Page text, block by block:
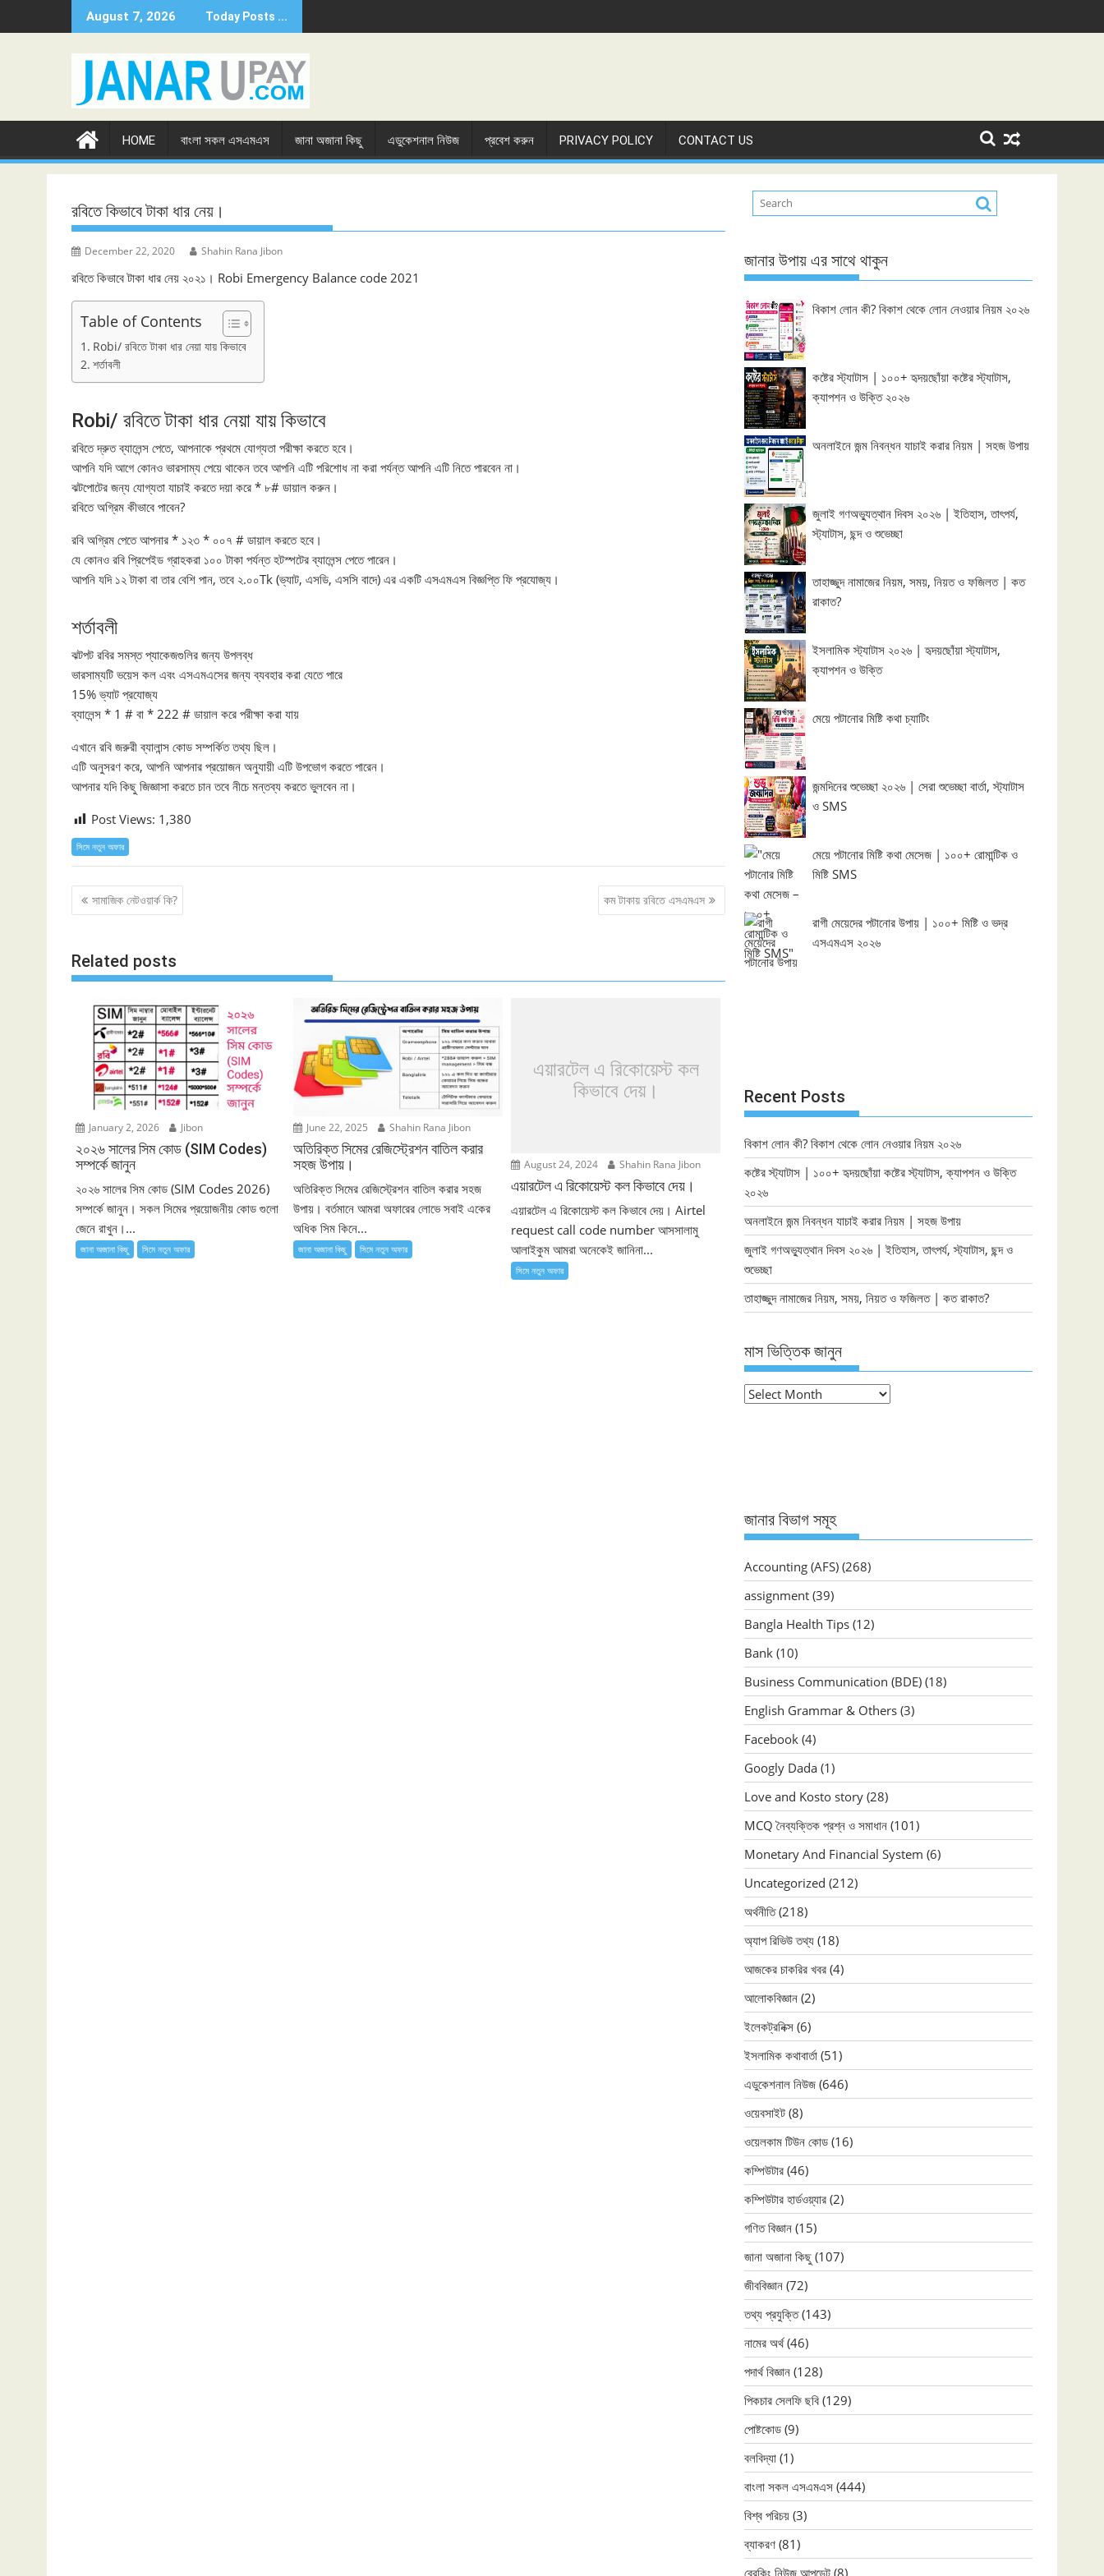
to
August 7, 2026 Today Posts ...
HOME বাংলা সকল এসএমএস জানা অজানা কিছু এডুকেশনাল নিউজ প্রবেশ করুন PRIVACY POLICY CONTACT US
রবিতে কিভাবে টাকা ধার নেয়।
December 22, 2020 Shahin Rana Jibon
রবিতে কিভাবে টাকা ধার নেয় ২০২১। Robi Emergency Balance code 2021
Table of Contents
Robi/ রবিতে টাকা ধার নেয়া যায় কিভাবে
শর্তাবলী
Robi/ রবিতে টাকা ধার নেয়া যায় কিভাবে
রবিতে দ্রুত ব্যালেন্স পেতে, আপনাকে প্রথমে যোগ্যতা পরীক্ষা করতে হবে।
আপনি যদি আগে কোনও ভারসাম্য পেয়ে থাকেন তবে আপনি এটি পরিশোধ না করা পর্যন্ত আপনি এটি নিতে পারবেন না।
ঝটপোটের জন্য যোগ্যতা যাচাই করতে দয়া করে * ৮# ডায়াল করুন।
রবিতে অগ্রিম কীভাবে পাবেন?
রবি অগ্রিম পেতে আপনার * ১২৩ * ০০৭ # ডায়াল করতে হবে।
যে কোনও রবি প্রিপেইড গ্রাহকরা ১০০ টাকা পর্যন্ত হটস্পটের ব্যালেন্স পেতে পারেন।
আপনি যদি ১২ টাকা বা তার বেশি পান, তবে ২.০০Tk (ভ্যাট, এসডি, এসসি বাদে) এর একটি এসএমএস বিজ্ঞপ্তি ফি প্রযোজ্য।
শর্তাবলী
ঝটপট রবির সমস্ত প্যাকেজগুলির জন্য উপলব্ধ
ভারসাম্যটি ভয়েস কল এবং এসএমএসের জন্য ব্যবহার করা যেতে পারে
15% ভ্যাট প্রযোজ্য
ব্যালেন্স * 1 # বা * 222 # ডায়াল করে পরীক্ষা করা যায়
এখানে রবি জরুরী ব্যালান্স কোড সম্পর্কিত তথ্য ছিল।
এটি অনুসরণ করে, আপনি আপনার প্রয়োজন অনুযায়ী এটি উপভোগ করতে পারেন।
আপনার যদি কিছু জিজ্ঞাসা করতে চান তবে নীচে মন্তব্য করতে ভুলবেন না।
Post Views: 1,380
সিমে নতুন ‍অফার
Post
navigation
সামাজিক নেটওয়ার্ক কি? কম টাকায় রবিতে এসএমএস
Related posts
January 2, 2026 Jibon
২০২৬ সালের সিম কোড (SIM Codes)
সম্পর্কে জানুন
২০২৬ সালের সিম কোড (SIM Codes 2026)
সম্পর্কে জানুন। সকল সিমের প্রয়োজনীয় কোড গুলো
জেনে রাখুন।...
জানা অজানা কিছু সিমে নতুন ‍অফার
June 22, 2025 Shahin Rana Jibon
অতিরিক্ত সিমের রেজিস্ট্রেশন বাতিল করার
সহজ উপায়।
অতিরিক্ত সিমের রেজিস্ট্রেশন বাতিল করার সহজ
উপায়। বর্তমানে আমরা অফারের লোভে সবাই একের
অধিক সিম কিনে...
জানা অজানা কিছু সিমে নতুন ‍অফার
এয়ারটেল এ রিকোয়েস্ট কল
কিভাবে দেয়।
August 24, 2024 Shahin Rana Jibon
এয়ারটেল এ রিকোয়েস্ট কল কিভাবে দেয়।
এয়ারটেল এ রিকোয়েস্ট কল কিভাবে দেয়। Airtel
request call code number আসসালামু
আলাইকুম আমরা অনেকেই জানিনা...
সিমে নতুন ‍অফার
জানার উপায় এর সাথে থাকুন
বিকাশ লোন কী? বিকাশ থেকে লোন নেওয়ার নিয়ম ২০২৬
কষ্টের স্ট্যাটাস | ১০০+ হৃদয়ছোঁয়া কষ্টের স্ট্যাটাস,
ক্যাপশন ও উক্তি ২০২৬
অনলাইনে জন্ম নিবন্ধন যাচাই করার নিয়ম | সহজ উপায়
জুলাই গণঅভ্যুত্থান দিবস ২০২৬ | ইতিহাস, তাৎপর্য,
স্ট্যাটাস, ছন্দ ও শুভেচ্ছা
তাহাজ্জুদ নামাজের নিয়ম, সময়, নিয়ত ও ফজিলত | কত
রাকাত?
ইসলামিক স্ট্যাটাস ২০২৬ | হৃদয়ছোঁয়া স্ট্যাটাস,
ক্যাপশন ও উক্তি
মেয়ে পটানোর মিষ্টি কথা চ্যাটিং
জন্মদিনের শুভেচ্ছা ২০২৬ | সেরা শুভেচ্ছা বার্তা, স্ট্যাটাস
ও SMS
মেয়ে পটানোর মিষ্টি কথা মেসেজ | ১০০+ রোমান্টিক ও
মিষ্টি SMS
রাগী মেয়েদের পটানোর উপায় | ১০০+ মিষ্টি ও ভদ্র
এসএমএস ২০২৬
Recent Posts
বিকাশ লোন কী? বিকাশ থেকে লোন নেওয়ার নিয়ম ২০২৬
কষ্টের স্ট্যাটাস | ১০০+ হৃদয়ছোঁয়া কষ্টের স্ট্যাটাস, ক্যাপশন ও উক্তি
২০২৬
অনলাইনে জন্ম নিবন্ধন যাচাই করার নিয়ম | সহজ উপায়
জুলাই গণঅভ্যুত্থান দিবস ২০২৬ | ইতিহাস, তাৎপর্য, স্ট্যাটাস, ছন্দ ও
শুভেচ্ছা
তাহাজ্জুদ নামাজের নিয়ম, সময়, নিয়ত ও ফজিলত | কত রাকাত?
মাস ভিত্তিক জানুন
মাস
জানার বিভাগ সমূহ
Accounting (AFS) (268)
assignment (39)
Bangla Health Tips (12)
Bank (10)
Business Communication (BDE) (18)
English Grammar & Others (3)
Facebook (4)
Googly Dada (1)
Love and Kosto story (28)
MCQ নৈব্যক্তিক প্রশ্ন ও সমাধান (101)
Monetary And Financial System (6)
Uncategorized (212)
অর্থনীতি(218)
অ্যাপ রিভিউ তথ্য (18)
আজকের চাকরির খবর (4)
আলোকবিজ্ঞান (2)
ইলেকট্রনিক্স (6)
ইসলামিক কথাবার্তা (51)
এডুকেশনাল নিউজ (646)
ওয়েবসাইট (8)
ওয়েলকাম টিউন কোড (16)
কম্পিউটার (46)
কম্পিউটার হার্ডওয়্যার (2)
গণিত বিজ্ঞান (15)
জানা অজানা কিছু (107)
জীববিজ্ঞান (72)
তথ্য প্রযুক্তি(143)
নামের অর্থ(46)
পদার্থ বিজ্ঞান (128)
পিকচার সেলফি ছবি (129)
পোষ্টকোড (9)
বলবিদ্যা (1)
বাংলা সকল এসএমএস (444)
বিশ্ব পরিচয় (3)
ব্যাকরণ (81)
ব্রেকিং নিউজ আপডেট (8)